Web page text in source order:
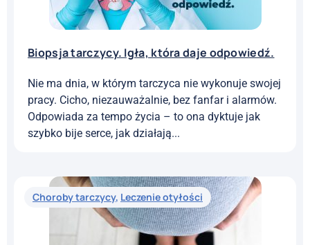
Biopsja tarczycy. Igła, która daje odpowiedź.
Nie ma dnia, w którym tarczyca nie wykonuje swojej
pracy. Cicho, niezauważalnie, bez fanfar i alarmów.
Odpowiada za tempo życia – to ona dyktuje jak
szybko bije serce, jak działają...
Choroby tarczycy, Leczenie otyłości